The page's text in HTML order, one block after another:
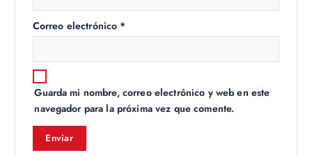
Correo electrónico *
Guarda mi nombre, correo electrónico y web en este
navegador para la próxima vez que comente.